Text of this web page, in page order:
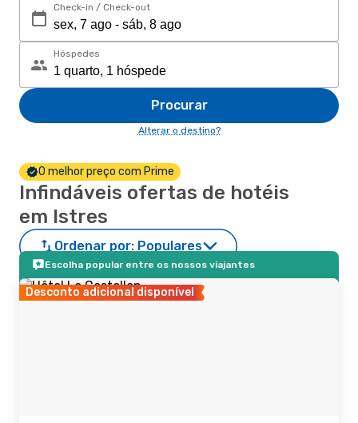
Check-in / Check-out
Hóspedes
Procurar
Alterar o destino?
O melhor preço com Prime
Infindáveis ofertas de hotéis
em Istres
Ordenar por: Populares
Escolha popular entre os nossos viajantes
Desconto adicional disponível